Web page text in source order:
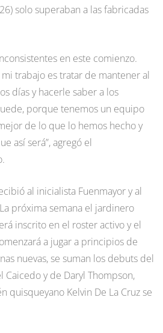
solo superaban a las fabricadas
en este comienzo.
trabajo es tratar de mantener al
días y hacerle saber a los
porque tenemos un equipo
de lo que lo hemos hecho y
así será”, agregó el
al inicialista Fuenmayor y al
próxima semana el jardinero
inscrito en el roster activo y el
a jugar a principios de
nuevas, se suman los debuts del
y de Daryl Thompson,
quisqueyano Kelvin De La Cruz se